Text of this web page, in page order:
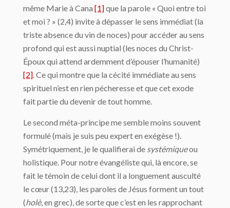
même Marie à Cana [1]que la parole « Quoi entre toi
et moi ? » (2,4) invite à dépasser le sens immédiat (la
triste absence du vin de noces) pour accéder au sens
profond qui est aussi nuptial (les noces du Christ-
Époux qui attend ardemment d’épouser l’humanité)
[2] . Ce qui montre que la cécité immédiate au sens
spirituel n’est en rien pécheresse et que cet exode
fait partie du devenir de tout homme.
Le second méta-principe me semble moins souvent
formulé (mais je suis peu expert en exégèse !).
Symétriquement, je le qualifierai de systémiqueou
holistique. Pour notre évangéliste qui, là encore, se
fait le témoin de celui dont il a longuement ausculté
le cœur (13,23), les paroles de Jésus forment un tout
(holè, en grec), de sorte que c’est en les rapprochant